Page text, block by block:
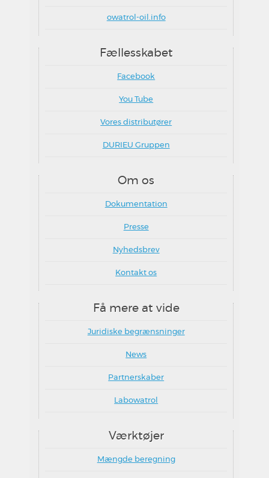
owatrol-oil.info
Fællesskabet
Facebook
You Tube
Vores distributører
DURIEU Gruppen
Om os
Dokumentation
Presse
Nyhedsbrev
Kontakt os
Få mere at vide
Juridiske begrænsninger
News
Partnerskaber
Labowatrol
Værktøjer
Mængde beregning